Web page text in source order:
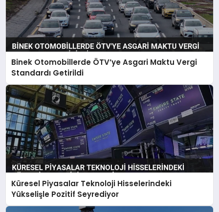
Binek Otomobillerde ÖTV’ye Asgari Maktu Vergi
Standardı Getirildi
Küresel Piyasalar Teknoloji Hisselerindeki
Yükselişle Pozitif Seyrediyor